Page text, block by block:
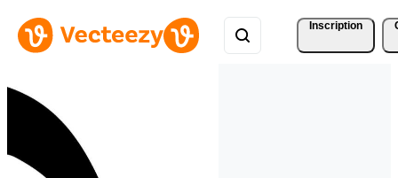
Inscription